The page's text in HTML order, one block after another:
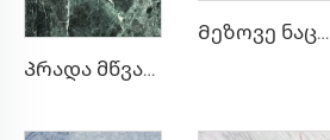
Პრადა მწვანე მწვანე ბუნებრივი ქვის მარმარილო თეთრი გამძირებით და ნახატით
Მეზოვე ნაცრისფერი ნაცრისფერი ბუნებრივი ქვა ლაქ-ლაქიანი ტექსტურით და ვერცხლისფერ-ნაცრისფერი წერტილებით